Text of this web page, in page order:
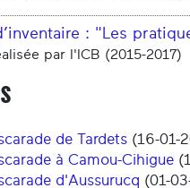
: "Les
par l'ICB (2015-2017)
de Tardets (16-01-
à Camou-Cihigue
d'Aussurucq (01-